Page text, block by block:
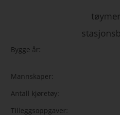
Bygge år:
Mannskaper:
Antall kjøretøy:
Tilleggsoppgaver: